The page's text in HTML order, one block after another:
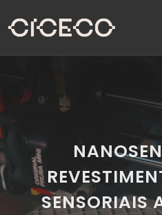
SENSORIAIS